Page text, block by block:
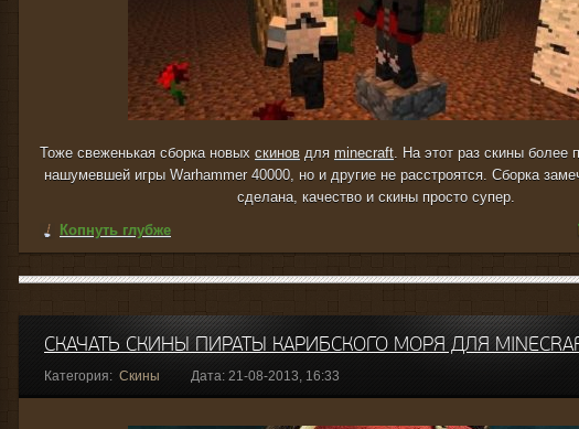
Тоже свеженькая сборка новых скинов для minecraft. На этот раз скины более
нашумевшей игры Warhammer 40000, но и другие не расстроятся. Сборка
сделана, качество и скины просто супер.
Копнуть глубже
СКАЧАТЬ СКИНЫ ПИРАТЫ КАРИБСКОГО МОРЯ ДЛЯ
Категория: Скины Дата: 21-08-2013, 16:33